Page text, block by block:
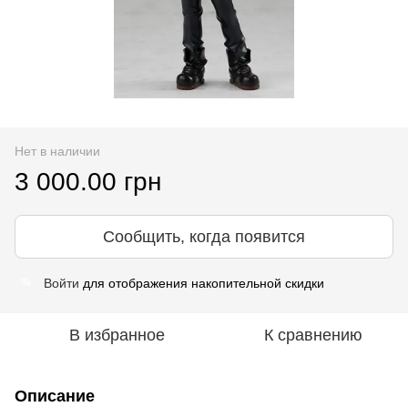
Нет в наличии
3 000.00 грн
Сообщить, когда появится
Войти для отображения накопительной скидки
В избранное К сравнению
Описание